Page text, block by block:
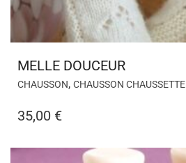
MELLE DOUCEUR
CHAUSSON, CHAUSSON CHAUSSETTE
35,00 €